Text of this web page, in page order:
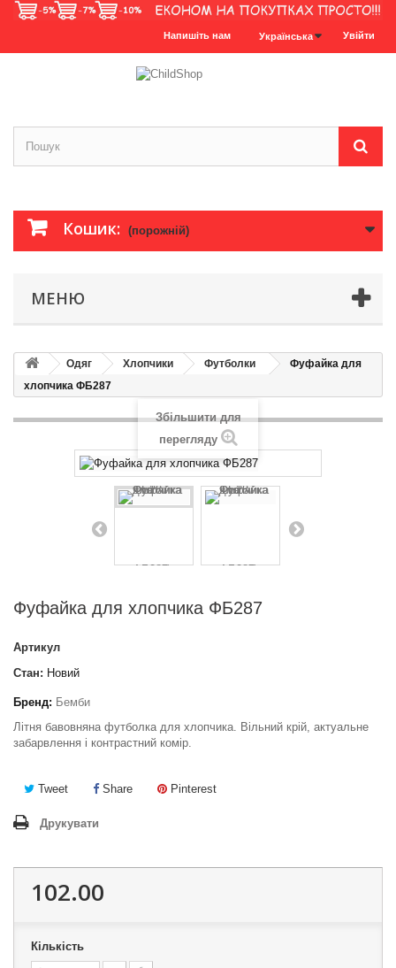
Увійти
Українська
Напишіть нам
Кошик: (порожній)
МЕНЮ
Одяг Хлопчики Футболки
Фуфайка для
хлопчика ФБ287
Збільшити для
перегляду
Фуфайка для хлопчика ФБ287
Артикул
Стан: Новий
Бренд: Бемби
Літня бавовняна футболка для хлопчика. Вільний крій, актуальне
забарвлення і контрастний комір.
Tweet Share Pinterest
Друкувати
102.00
Кількість